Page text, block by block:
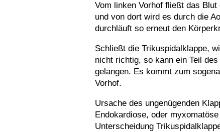
Vom linken Vorhof fließt das
und von dort wird es durch die
durchläuft so erneut den
Schließt die Trikuspidalklappe,
nicht richtig, so kann ein Teil
gelangen. Es kommt zum
Vorhof.
Ursache des ungenügenden
Endokardiose, oder
Unterscheidung